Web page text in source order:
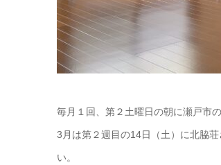
毎月１回、第２土曜日の朝に瀬戸市
3月は第２週目の14日（土）に北脇
い。